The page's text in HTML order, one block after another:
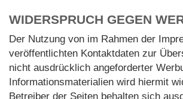
WIDERSPRUCH GEGEN
Der Nutzung von im Rahmen der
veröffentlichten Kontaktdaten zur
nicht ausdrücklich angeforderter
Informationsmaterialien wird hiermit
Betreiber der Seiten behalten sich